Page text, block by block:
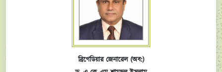
ব্রিগেডিয়ার জেনারেল (অব:)